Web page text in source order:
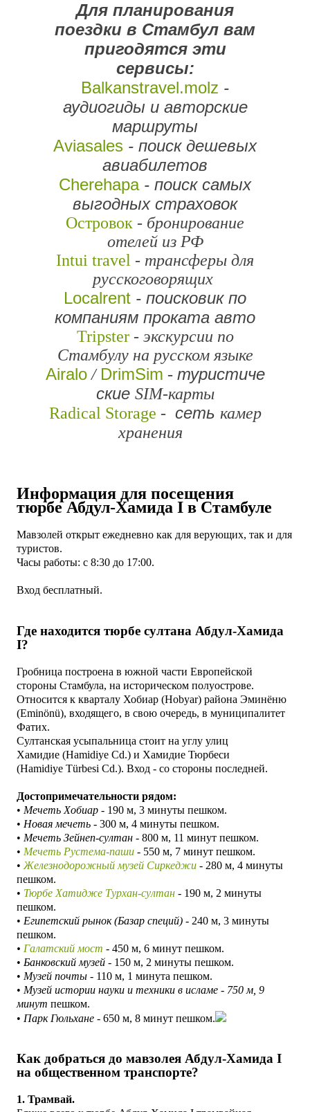
Для планирования
поездки в Стамбул вам
пригодятся эти
сервисы:
Balkanstravel.molz -
аудиогиды и авторские
маршруты
Aviasales - поиск дешевых
авиабилетов
Cherehapa- поиск самых
выгодных страховок
Островок - бронирование
отелей из РФ
Intui travel - трансферы для
русскоговорящих
Localrent - поисковик по
компаниям проката авто
Tripster- экскурсии по
Стамбулу на русском языке
Airalo/ DrimSim - туристиче
ские SIM-карты
Radical Storage - сеть камер
хранения
Информация для посещения
тюрбеАбдул-Хамида I в Стамбуле
Мавзолей открыт ежедневно как для верующих, так и для
туристов.
Часы работы: с 8:30 до 17:00.
Вход бесплатный.
Где находится тюрбе султана Абдул-Хамида
I?
Гробница построена в южной части Европейской
стороны Стамбула, на историческом полуострове.
Относится к кварталу Хобиар (Hobyar) района Эминёню
(Eminönü), входящего, в свою очередь, в муниципалитет
Фатих.
Султанская усыпальница стоит на углу улиц
Хамидие (Hamidiye Cd.) и Хамидие Тюрбеси
(Hamidiye Türbesi Cd.). Вход - со стороны последней.
Достопримечательности рядом:
• Мечеть Хобиар - 190 м, 3 минуты пешком.
• Новая мечеть - 300 м, 4 минуты пешком.
• Мечеть Зейнеп-султан - 800 м, 11 минут пешком.
• Мечеть Рустема-паши - 550 м, 7 минут пешком.
• Железнодорожный музей Сиркеджи - 280 м, 4 минуты
пешком.
• Тюрбе Хатидже Турхан-султан - 190 м, 2 минуты
пешком.
• Египетский рынок (Базар специй) - 240 м, 3 минуты
пешком.
• Галатский мост - 450 м, 6 минут пешком.
• Банковский музей - 150 м, 2 минуты пешком.
• Музей почты - 110 м, 1 минута пешком.
• Музей истории науки и техники в исламе - 750 м, 9
минут пешком.
• Парк Гюльхане - 650 м, 8 минут пешком.
Как добраться до мавзолея Абдул-Хамида I
на общественном транспорте?
1. Трамвай.